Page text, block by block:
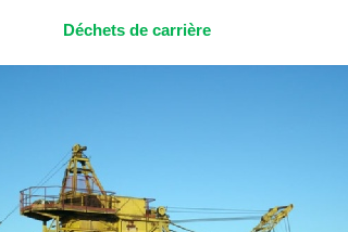
Déchets de carrière